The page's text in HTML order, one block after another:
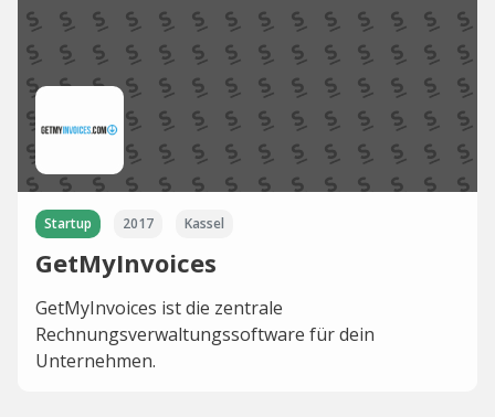
Startup 2017 Kassel
GetMyInvoices
GetMyInvoices ist die zentrale
Rechnungsverwaltungssoftware für dein
Unternehmen.